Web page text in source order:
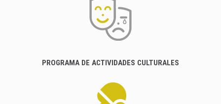
PROGRAMA DE ACTIVIDADES CULTURALES